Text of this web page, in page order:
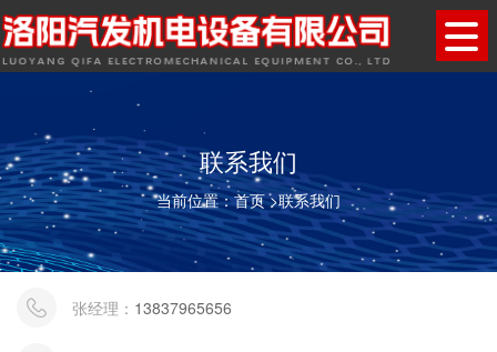
联系我们
当前位置：首页>联系我们
张经理： 13837965656